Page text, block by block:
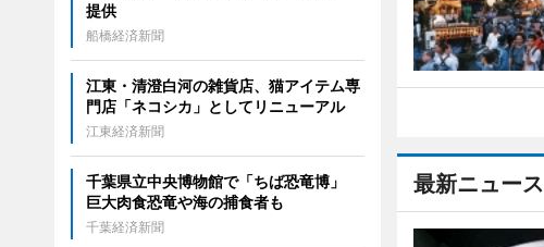
最新ニュース
提供
船橋経済新聞
江東・清澄白河の雑貨店、猫アイテム専
門店「ネコシカ」としてリニューアル
江東経済新聞
千葉県立中央博物館で「ちば恐竜博」
巨大肉食恐竜や海の捕食者も
千葉経済新聞